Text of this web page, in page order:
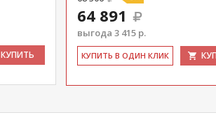
КУПИТЬ
64 891
выгода 3 415 р.
КУ­ПИТЬ В ОДИН КЛИК